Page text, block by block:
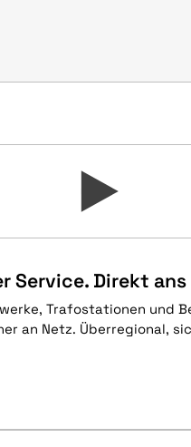
Service. Direkt
Trafostationen und
an Netz. Überregional,